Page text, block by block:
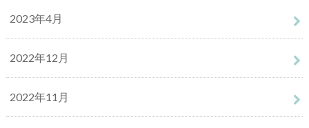
2023年4月
2022年12月
2022年11月